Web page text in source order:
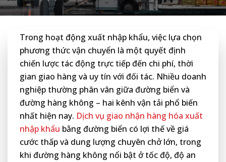
Trong hoạt động xuất nhập khẩu, việc lựa chọn
phương thức vận chuyển là một quyết định
chiến lược tác động trực tiếp đến chi phí, thời
gian giao hàng và uy tín với đối tác. Nhiều doanh
nghiệp thường phân vân giữa đường biển và
đường hàng không – hai kênh vận tải phổ biến
nhất hiện nay. Dịch vụ giao nhận hàng hóa xuất
nhập khẩu bằng đường biển có lợi thế về giá
cước thấp và dung lượng chuyên chở lớn, trong
khi đường hàng không nổi bật ở tốc độ, độ an